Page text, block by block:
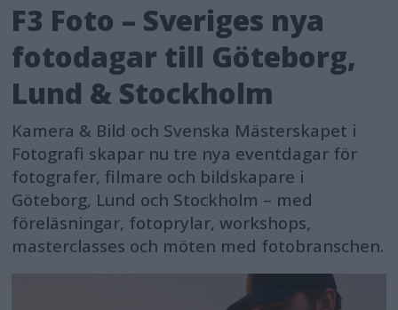
F3 Foto – Sveriges nya
fotodagar till Göteborg,
Lund & Stockholm
Kamera & Bild och Svenska Mästerskapet i
Fotografi skapar nu tre nya eventdagar för
fotografer, filmare och bildskapare i
Göteborg, Lund och Stockholm – med
föreläsningar, fotoprylar, workshops,
masterclasses och möten med fotobranschen.